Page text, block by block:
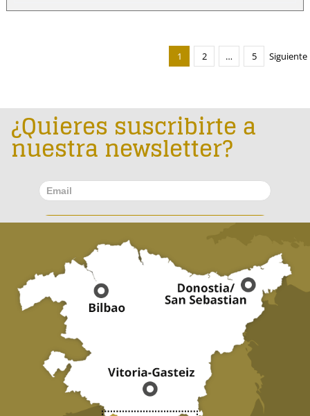
1 2 … 5 Siguiente
¿Quieres suscribirte a
nuestra newsletter?